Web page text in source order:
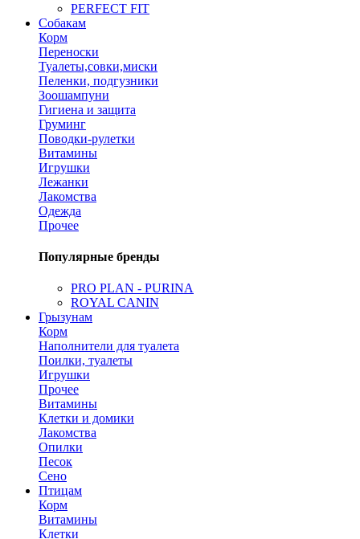
PERFECT FIT
Собакам
Корм
Переноски
Туалеты,совки,миски
Пеленки, подгузники
Зоошампуни
Гигиена и защита
Груминг
Поводки-рулетки
Витамины
Игрушки
Лежанки
Лакомства
Одежда
Прочее
Популярные бренды
PRO PLAN - PURINA
ROYAL CANIN
Грызунам
Корм
Наполнители для туалета
Поилки, туалеты
Игрушки
Прочее
Витамины
Клетки и домики
Лакомства
Опилки
Песок
Сено
Птицам
Корм
Витамины
Клетки